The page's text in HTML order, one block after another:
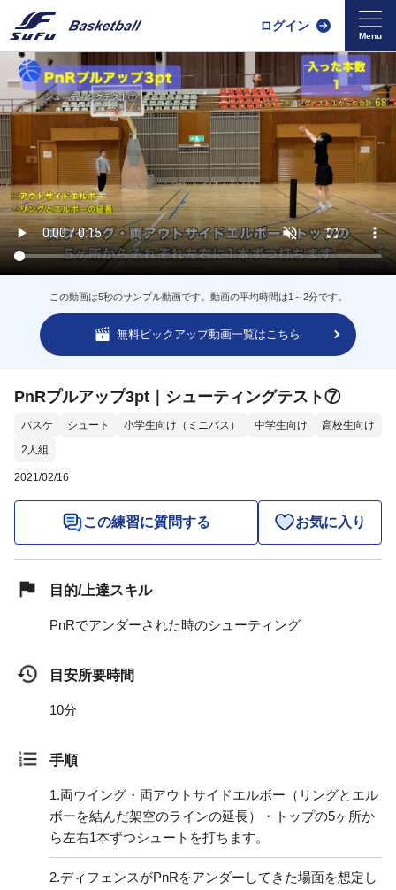
ログイン
この動画は5秒のサンプル動画です。動画の平均時間は1～2分です。
無料ピックアップ動画一覧はこちら
PnRプルアップ3pt｜シューティングテスト⑦
バスケ シュート 小学生向け（ミニバス） 中学生向け
高校生向け
2人組
2021/02/16
この練習に質問する お気に入り
目的/上達スキル
PnRでアンダーされた時のシューティング
目安所要時間
10分
手順
1.両ウイング・両アウトサイドエルボー（リングとエル
ボーを結んだ架空のラインの延長）・トップの5ヶ所か
ら左右1本ずつシュートを打ちます。
2.ディフェンスがPnRをアンダーしてきた場面を想定し